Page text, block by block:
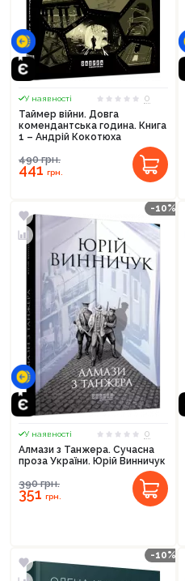
У наявності
0
Таймер війни. Довга
комендантська година. Книга
1 – Андрій Кокотюха
490грн.
441грн.
-10%
У наявності
0
Алмази з Танжера. Сучасна
проза України. Юрій Винничук
390грн.
351грн.
-10%